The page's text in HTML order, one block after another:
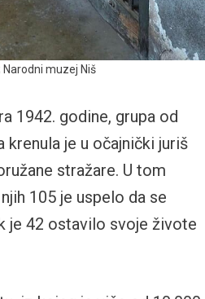
Narodni muzej Niš
1942. godine, grupa od
je u očajnički juriš
stražare. U tom
105 je uspelo da se
je 42 ostavilo svoje živote